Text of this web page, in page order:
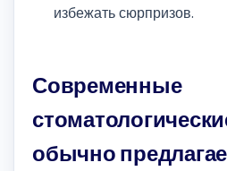
избежать сюрпризов.
Современные
обычно